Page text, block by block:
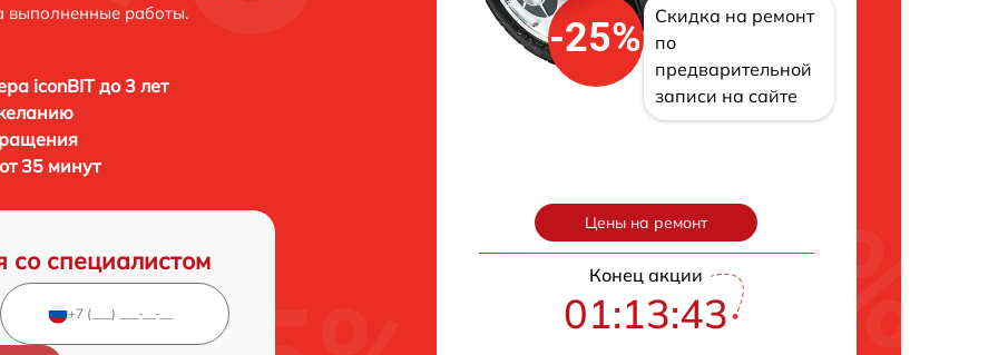
выполненные работы.
iconBIT до 3 лет
35 минут
со специалистом
-25%
Скидка на ремонт
по
предварительной
записи на сайте
Цены на ремонт
Конец акции
01:13:42